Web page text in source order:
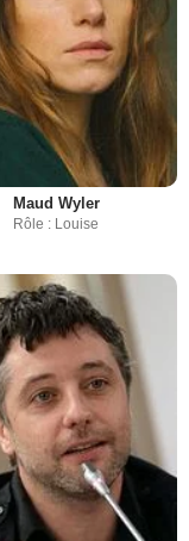
Maud Wyler
Rôle : Louise